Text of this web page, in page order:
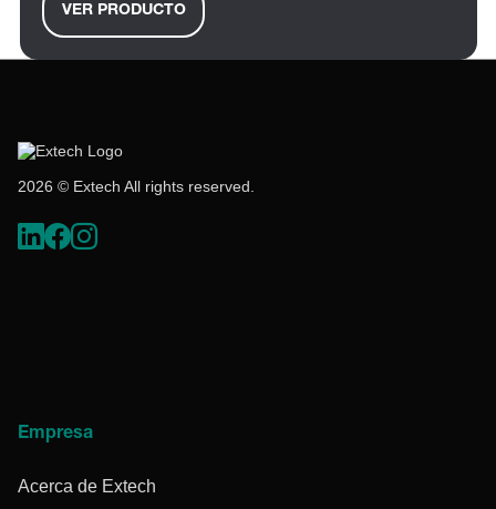
VER PRODUCTO
2026 © Extech All rights reserved.
Empresa
Acerca de Extech